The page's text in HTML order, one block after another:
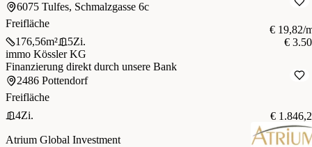
6075 Tulfes, Schmalzgasse 6c
Freifläche
176,56m² 5Zi.
€ 19,82/
€
immo Kössler KG
Finanzierung direkt durch unsere Bank
2486 Pottendorf
Freifläche
4Zi.
€
Atrium Global Investment